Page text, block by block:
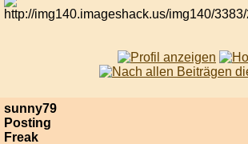
sunny79
Posting
Freak